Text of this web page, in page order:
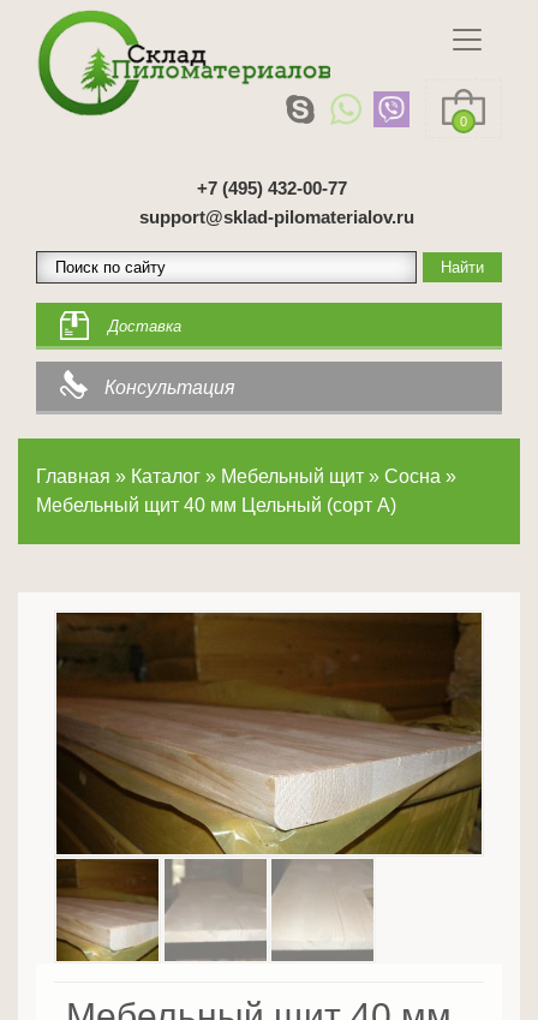
0
+7 (495) 432-00-77
support@sklad-pilomaterialov.ru
Доставка
Консультация
Главная » Каталог » Мебельный щит » Сосна »
Мебельный щит 40 мм Цельный (сорт А)